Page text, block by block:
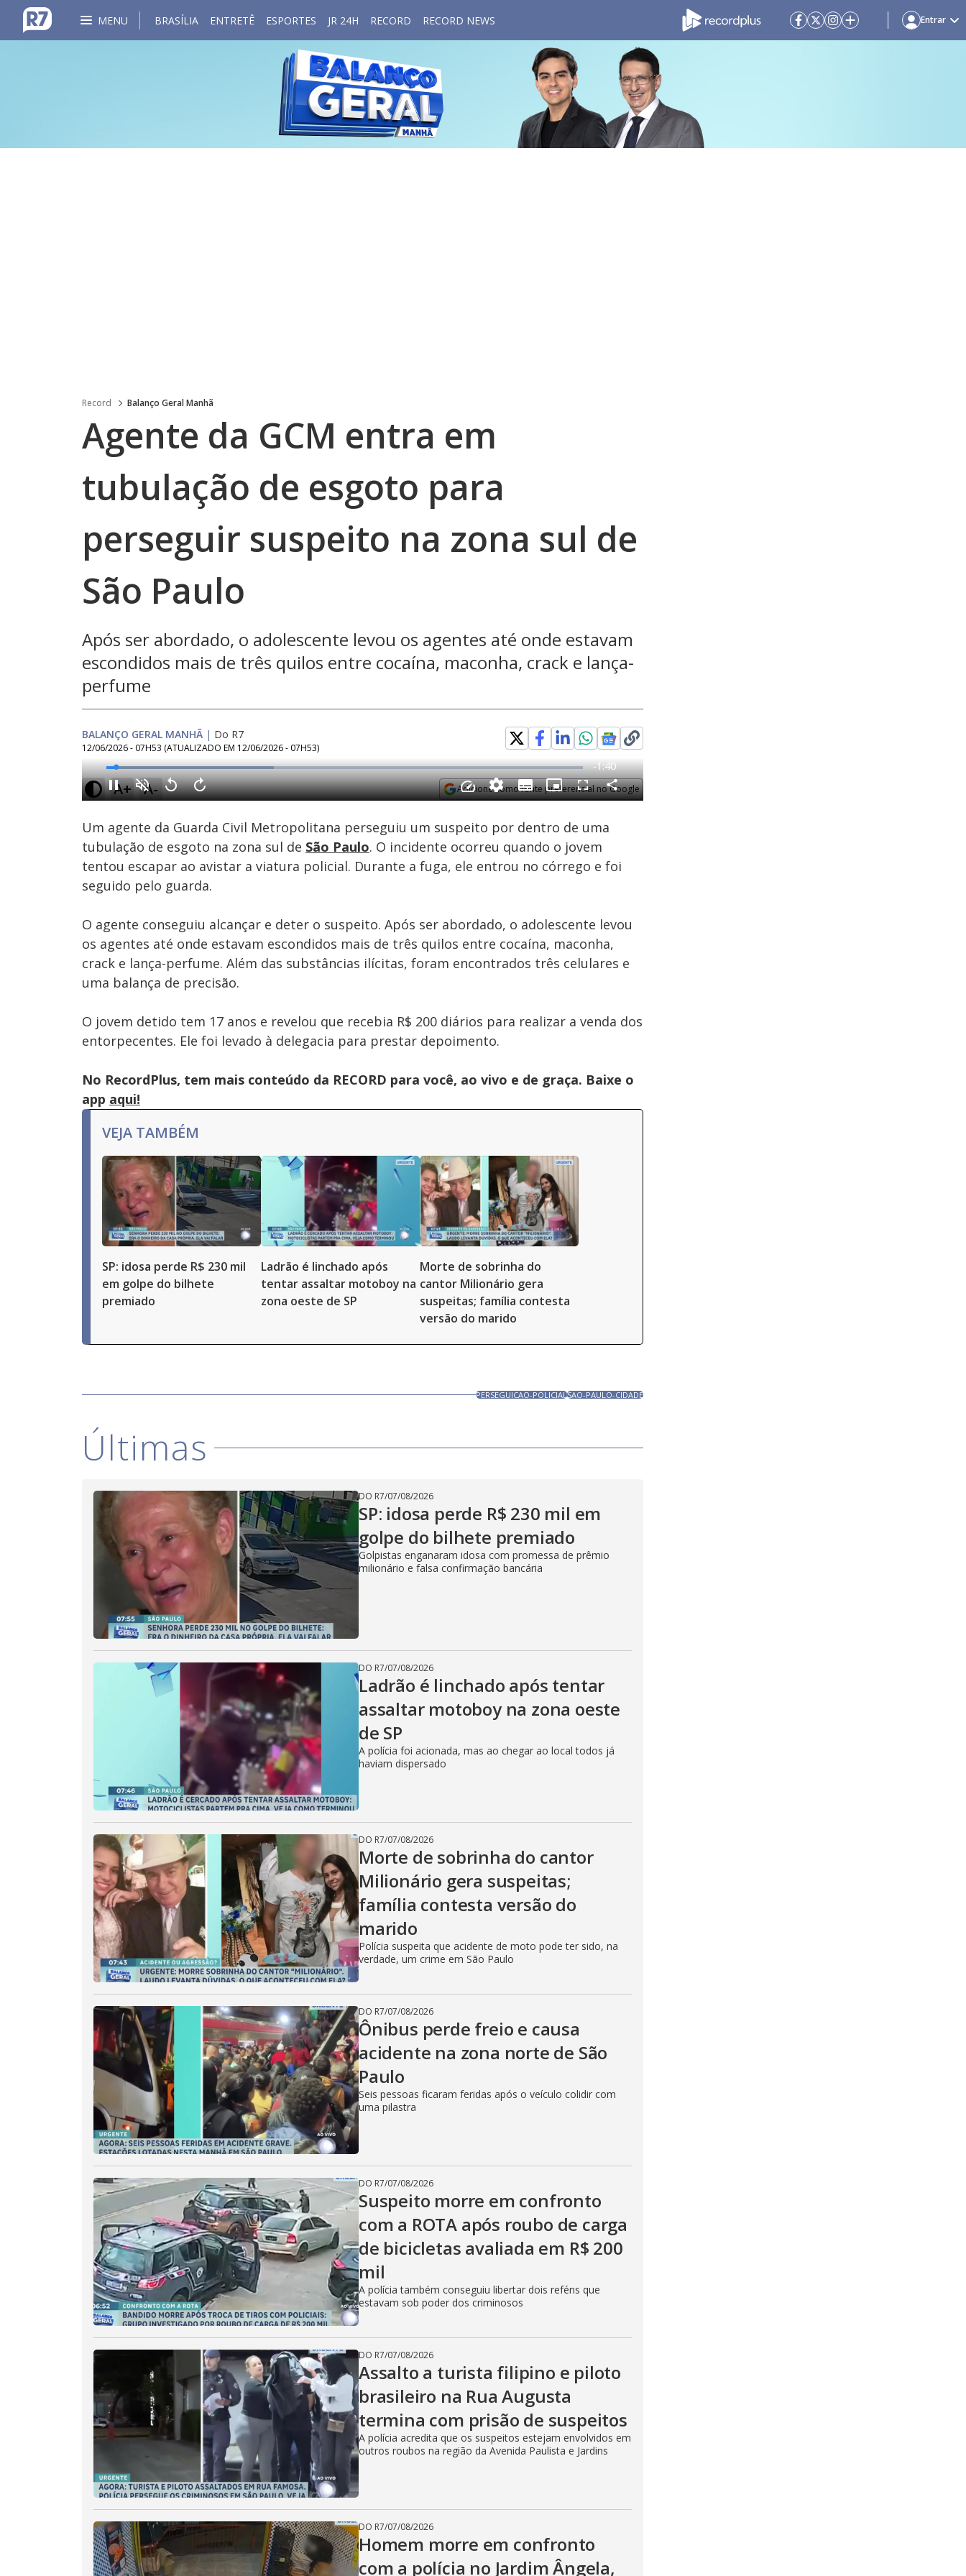
MENU BRASÍLIA ENTRETÊ ESPORTES JR 24H RECORD RECORD NEWS Entrar
Record Balanço Geral Manhã
Agente da GCM entra em
tubulação de esgoto para
perseguir suspeito na zona sul de
São Paulo
Após ser abordado, o adolescente levou os agentes até onde estavam
escondidos mais de três quilos entre cocaína, maconha, crack e lança-
perfume
BALANÇO GERAL MANHÃ | Do R7
12/06/2026 - 07H53 (ATUALIZADO EM 12/06/2026 - 07H53)
A+ A- Adicione como fonte preferencial no Google
Ativar
Som
Loaded:
35.10%
Velocidade Subtitles
Um agente da Guarda Civil Metropolitana perseguiu um suspeito por dentro de uma
tubulação de esgoto na zona sul de São Paulo. O incidente ocorreu quando o jovem
tentou escapar ao avistar a viatura policial. Durante a fuga, ele entrou no córrego e foi
seguido pelo guarda.
O agente conseguiu alcançar e deter o suspeito. Após ser abordado, o adolescente levou
os agentes até onde estavam escondidos mais de três quilos entre cocaína, maconha,
crack e lança-perfume. Além das substâncias ilícitas, foram encontrados três celulares e
uma balança de precisão.
O jovem detido tem 17 anos e revelou que recebia R$ 200 diários para realizar a venda dos
entorpecentes. Ele foi levado à delegacia para prestar depoimento.
No RecordPlus, tem mais conteúdo da RECORD para você, ao vivo e de graça. Baixe o
app aqui!
VEJA TAMBÉM
SP: idosa perde R$ 230 mil
em golpe do bilhete
premiado
Ladrão é linchado após
tentar assaltar motoboy na
zona oeste de SP
Morte de sobrinha do
cantor Milionário gera
suspeitas; família contesta
versão do marido
PERSEGUICAO-POLICIALSAO-PAULO-CIDADE
Últimas
DO R7/07/08/2026
SP: idosa perde R$ 230 mil em
golpe do bilhete premiado
Golpistas enganaram idosa com promessa de prêmio
milionário e falsa confirmação bancária
DO R7/07/08/2026
Ladrão é linchado após tentar
assaltar motoboy na zona oeste
de SP
A polícia foi acionada, mas ao chegar ao local todos já
haviam dispersado
DO R7/07/08/2026
Morte de sobrinha do cantor
Milionário gera suspeitas;
família contesta versão do
marido
Polícia suspeita que acidente de moto pode ter sido, na
verdade, um crime em São Paulo
DO R7/07/08/2026
Ônibus perde freio e causa
acidente na zona norte de São
Paulo
Seis pessoas ficaram feridas após o veículo colidir com
uma pilastra
DO R7/07/08/2026
Suspeito morre em confronto
com a ROTA após roubo de carga
de bicicletas avaliada em R$ 200
mil
A polícia também conseguiu libertar dois reféns que
estavam sob poder dos criminosos
DO R7/07/08/2026
Assalto a turista filipino e piloto
brasileiro na Rua Augusta
termina com prisão de suspeitos
A polícia acredita que os suspeitos estejam envolvidos em
outros roubos na região da Avenida Paulista e Jardins
DO R7/07/08/2026
Homem morre em confronto
com a polícia no Jardim Ângela,